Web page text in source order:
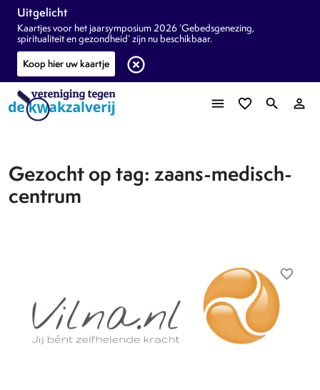
Uitgelicht
Kaartjes voor het jaarsymposium 2026 ‘Gebedsgenezing,
spiritualiteit en gezondheid’ zijn nu beschikbaar.
Koop hier uw kaartje
highlight_off
menu favorite_border search person_outline
Gezocht op tag: zaans-medisch-
centrum
favorite_border